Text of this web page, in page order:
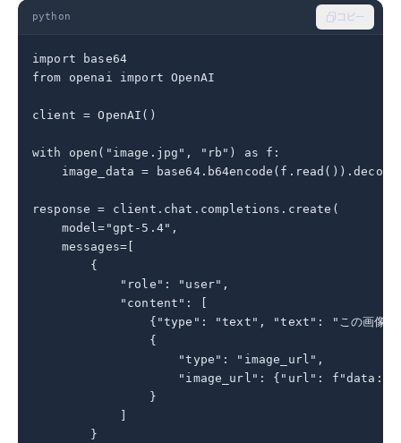
python コピー
import base64
from openai import OpenAI
client = OpenAI()
with open("image.jpg", "rb") as f:
image_data =
response = client.chat.completions.create(
    model="gpt-5.4",
    messages=[
        {
            "role": "user",
            "content": [
{"type": "text", "text": "この画像に
                {
                    "type": "image_url",
"image_url": {"url":
                }
        }